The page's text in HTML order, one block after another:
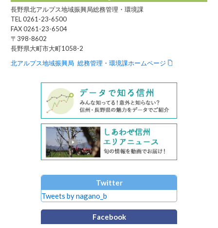
長野県北アルプス地域振興局総務管理・環境課
TEL 0261-23-6500
FAX 0261-23-6504
〒398-8602
長野県大町市大町1058-2
北アルプス地域振興局 総務管理・環境課ホームページ
Twitter
Tweets by nagano_b
Facebook